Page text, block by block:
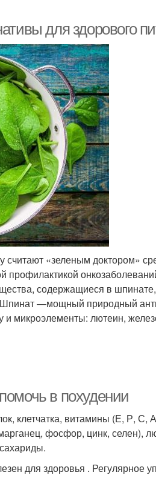
для здорового
«зеленым доктором»
профилактикой
содержащиеся в
Шпинат —мощный природный
микроэлементы: лютеин,
в похудении
клетчатка, витамины (Е, Р, С,
фосфор, цинк, селен),
для здоровья . Регулярное